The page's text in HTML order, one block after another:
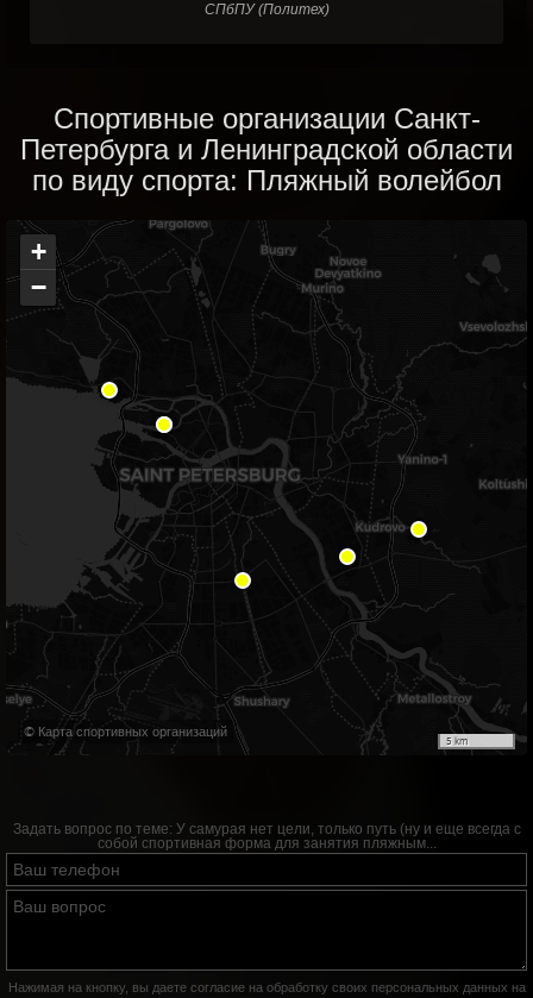
СПбПУ (Политех)
Спортивные организации Санкт-
Петербурга и Ленинградской области
по виду спорта: Пляжный волейбол
+
−
© Карта спортивных организаций
5 km
Задать вопрос по теме: У самурая нет цели, только путь (ну и еще всегда с
собой спортивная форма для занятия пляжным...
Нажимая на кнопку, вы даете согласие на обработку своих персональных данных на